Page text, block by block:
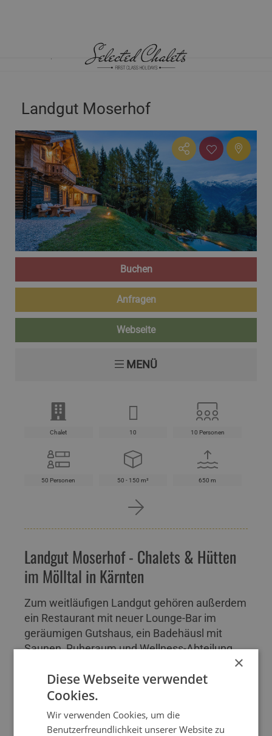
CHALETS ÖSTERREICH KÄRNTEN LANDGUT MOSERHOF
Landgut Moserhof
Buchen
Anfragen
Webseite
MENÜ
Chalet 10 10 Personen
50 Personen 50 - 150 m² 650 m
Hunde sind erlaubt Restaurant 20 m²
Rauchen verboten 18000 m
WLAN Hotpot Feuerstelle
4 km 12 km
Landgut Moserhof - Chalets & Hütten
im Mölltal in Kärnten
Zum weitläufigen Landgut gehören außerdem
ein Restaurant mit neuer Lounge-Bar im
geräumigen Gutshaus, ein Badehäusl mit
Saunen, Ruheraum und Wellness-Abteilung,
Bauernhof und ein Reitstall. Chalets im Dorf -
Hüttenurlaub im Chaletdorf Sechs Holzhäuser
im tradit
WEITERLESEN....
×
Diese Webseite verwendet
Cookies.
Wir verwenden Cookies, um die
Benutzerfreundlichkeit unserer Website zu